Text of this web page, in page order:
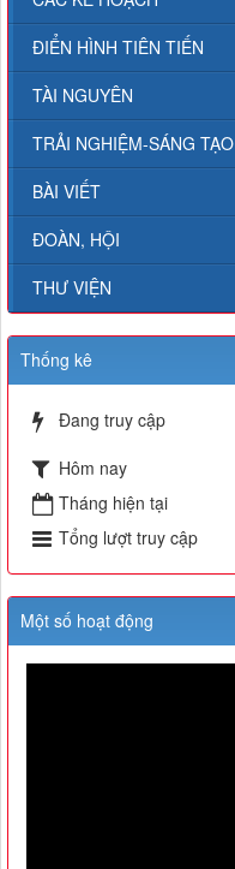
ĐIỂN HÌNH TIÊN TIẾN
TÀI NGUYÊN
TRẢI NGHIỆM-SÁNG TẠO
BÀI VIẾT
ĐOÀN, HỘI
THƯ VIỆN
Thống kê
Đang truy cập
Hôm nay
Tháng hiện tại
Tổng lượt truy cập
Một số hoạt động